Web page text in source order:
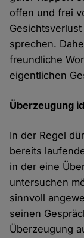
offen und frei
sprechen.
freundliche
eigentlichen
Überzeugung
In der Regel
bereits
in der eine
untersuchen
sinnvoll
seinen
Überzeugung